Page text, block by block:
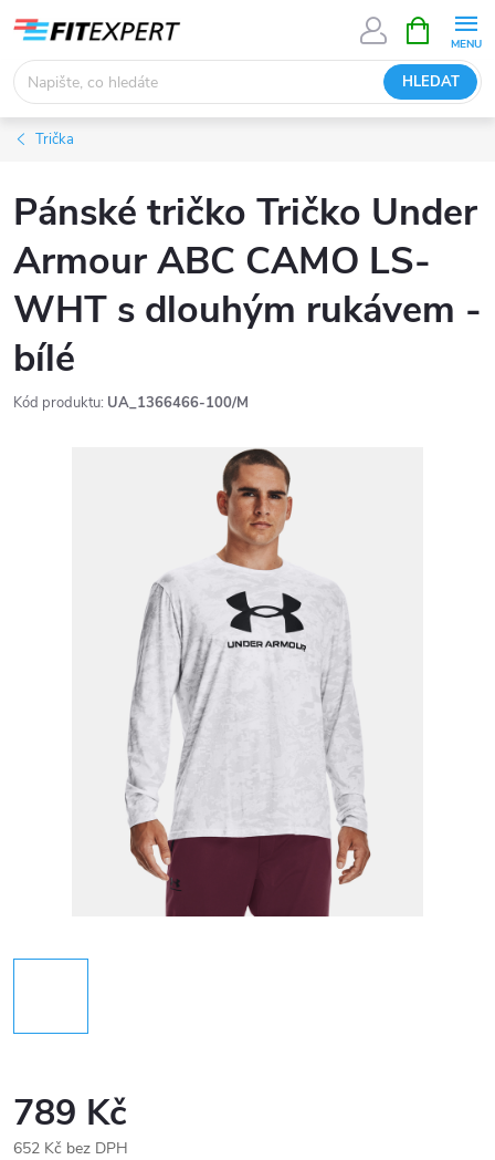
obsah
HLEDAT
NÁKUPNÍ
KOŠÍK
Trička
Pánské tričko Tričko Under
Armour ABC CAMO LS-
WHT s dlouhým rukávem -
bílé
Kód produktu: UA_1366466-100/M
789 Kč
652 Kč bez DPH